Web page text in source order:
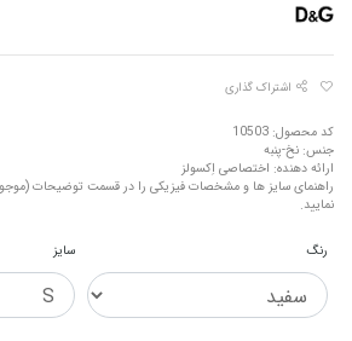
اشتراک گذاری
کد محصول: 10503
جنس: نخ-پنبه
ارائه دهنده: اختصاصی اِکسولز
راهنمای سایز ها و مشخصات فیزیکی را در قسمت توضیحات
نمایید.
رنگ سایز